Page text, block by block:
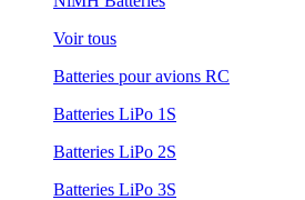
Voir tous
Batteries pour avions RC
Batteries LiPo 1S
Batteries LiPo 2S
Batteries LiPo 3S